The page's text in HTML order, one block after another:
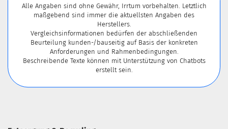
Alle Angaben sind ohne Gewähr, Irrtum vorbehalten. Letztlich
maßgebend sind immer die aktuellsten Angaben des
Herstellers.
Vergleichsinformationen bedürfen der abschließenden
Beurteilung kunden-/bauseitig auf Basis der konkreten
Anforderungen und Rahmenbedingungen.
Beschreibende Texte können mit Unterstützung von Chatbots
erstellt sein.